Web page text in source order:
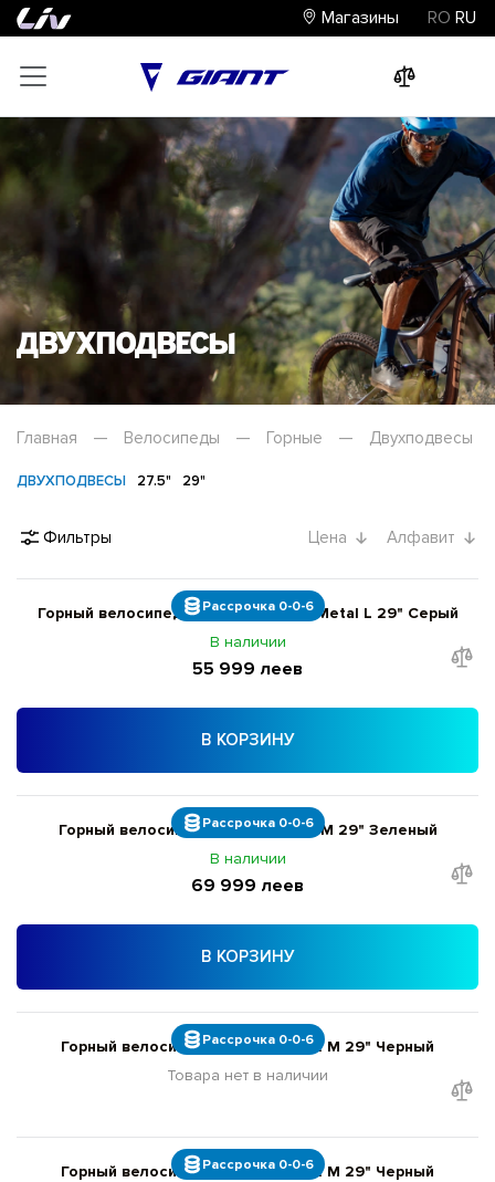
Магазины RO RU
Двухподвесы
Главная — Велосипеды — Горные — Двухподвесы
ДВУХПОДВЕСЫ 27.5" 29"
Фильтры Цена Алфавит
Рассрочка 0-0-6
Горный велосипед Giant Reign 29 L Metal L 29" Серый
В наличии
55 999 леев
В КОРЗИНУ
Рассрочка 0-0-6
Горный велосипед Giant Trance 1 M 29" Зеленый
В наличии
69 999 леев
В КОРЗИНУ
Рассрочка 0-0-6
Горный велосипед Giant Stance 2 M 29" Черный
Товара нет в наличии
Рассрочка 0-0-6
Горный велосипед Giant Stance 2 M 29" Черный